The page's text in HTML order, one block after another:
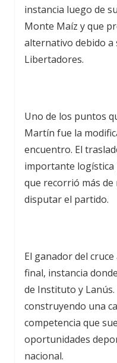
instancia luego de
Monte Maíz y que
alternativo debido a
Libertadores.
Uno de los puntos
Martín fue la
encuentro. El
importante logística
que recorrió más
disputar el partido.
El ganador del
final, instancia
de Instituto y
construyendo una
competencia que
oportunidades
nacional.